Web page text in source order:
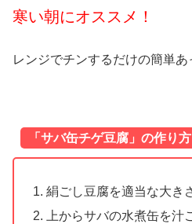
寒い朝にオススメ！
レンジでチンするだけの簡単あ
「サバ缶チゲ豆腐」の作り方
絹ごし豆腐を適当な大き
上からサバの水煮缶を汁